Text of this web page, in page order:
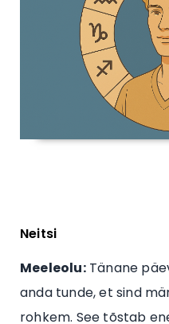
Neitsi
Meeleolu:Tänane
anda tunde, et sind
rohkem. See tõstab